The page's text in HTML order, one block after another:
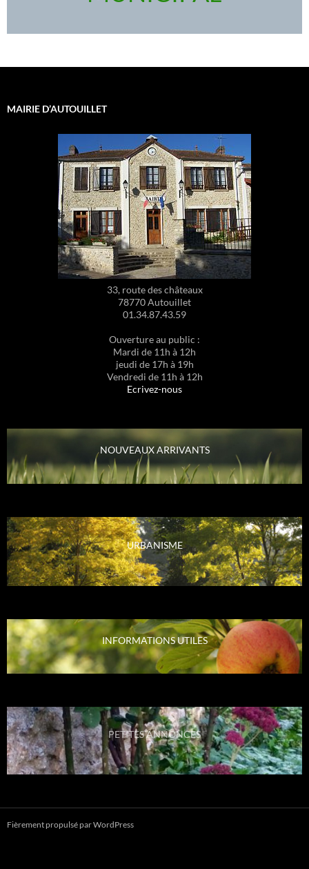
MAIRIE D’AUTOUILLET
33, route des châteaux
78770 Autouillet
01.34.87.43.59
Ouverture au public :
Mardi de 11h à 12h
jeudi de 17h à 19h
Vendredi de 11h à 12h
Ecrivez-nous
NOUVEAUX ARRIVANTS
URBANISME
INFORMATIONS UTILES
PETITES ANNONCES
Fièrement propulsé par WordPress